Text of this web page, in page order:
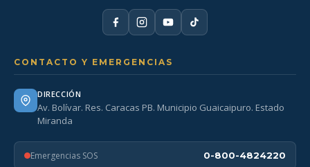
CONTACTO Y EMERGENCIAS
DIRECCIÓN
Av. Bolívar. Res. Caracas PB. Municipio Guaicaipuro. Estado
Miranda
Emergencias SOS 0-800-4824220